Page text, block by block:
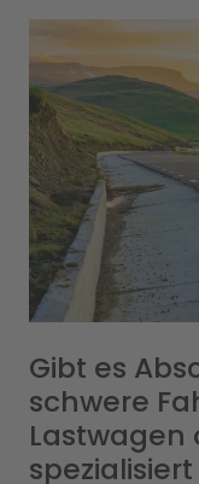
Gibt es
schwere
Lastwagen